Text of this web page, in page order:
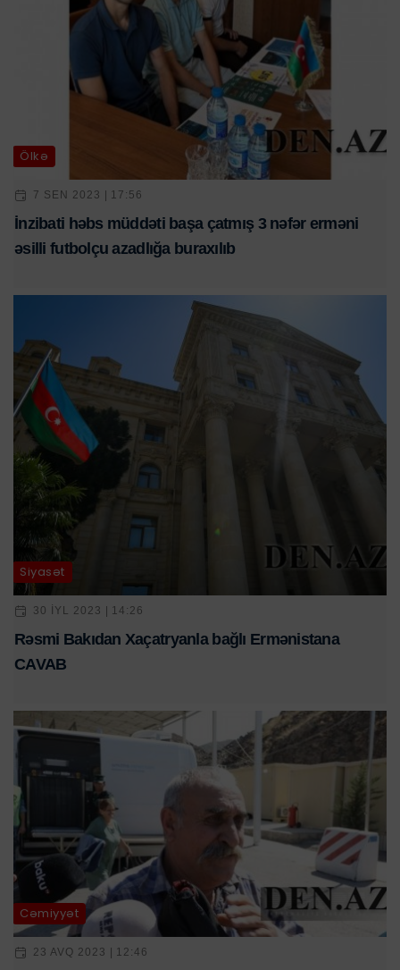
Ölkə
7 SEN 2023 | 17:56
İnzibati həbs müddəti başa çatmış 3 nəfər erməni
əsilli futbolçu azadlığa buraxılıb
Siyasət
30 IYL 2023 | 14:26
Rəsmi Bakıdan Xaçatryanla bağlı Ermənistana
CAVAB
Cəmiyyət
23 AVQ 2023 | 12:46